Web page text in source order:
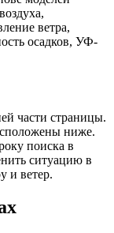
ветра,
осадков, УФ-
части страницы.
ниже.
поиска в
ситуацию в
и ветер.